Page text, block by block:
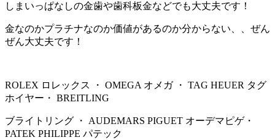
しまいっぱなしの金歯や歯科板金などでも大丈夫です！
金なのかプラチナなのか価値があるのか分からない、、ぜん
ぜん大丈夫です！
ROLEX ロレックス ・ OMEGA オメガ ・ TAG HEUER タグ
ホイヤー・ BREITLING
ブライトリング ・ AUDEMARS PIGUET オーデマピゲ・
PATEK PHILIPPE パテック